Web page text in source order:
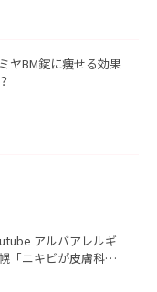
ヤBM錠に痩せる効果
アルバアレルギ
「ニキビが皮膚科で